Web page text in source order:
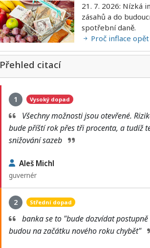
21. 7. 2026: Nízká
zásahů a do
spotřební daně.
Proč inflace
Přehled citací
1 Vysoký dopad
Všechny možnosti jsou otevřené.
bude příští rok přes tři procenta, a tudíž
snižování sazeb
Aleš Michl
guvernér
2 Střední dopad
banka se to "bude dozvídat
budou na začátku nového roku chybět"